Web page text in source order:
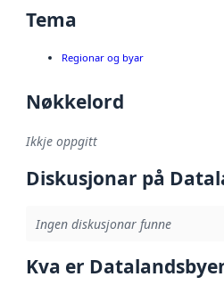
Tema
Regionar og byar
Nøkkelord
Ikkje oppgitt
Diskusjonar på
Ingen diskusjonar funne
Kva er